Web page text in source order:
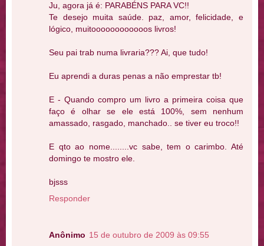
Ju, agora já é: PARABÉNS PARA VC!!
Te desejo muita saúde. paz, amor, felicidade, e
lógico, muitoooooooooooos livros!
Seu pai trab numa livraria??? Ai, que tudo!
Eu aprendi a duras penas a não emprestar tb!
E - Quando compro um livro a primeira coisa que
faço é olhar se ele está 100%, sem nenhum
amassado, rasgado, manchado.. se tiver eu troco!!
E qto ao nome........vc sabe, tem o carimbo. Até
domingo te mostro ele.
bjsss
Responder
Anônimo 15 de outubro de 2009 às 09:55